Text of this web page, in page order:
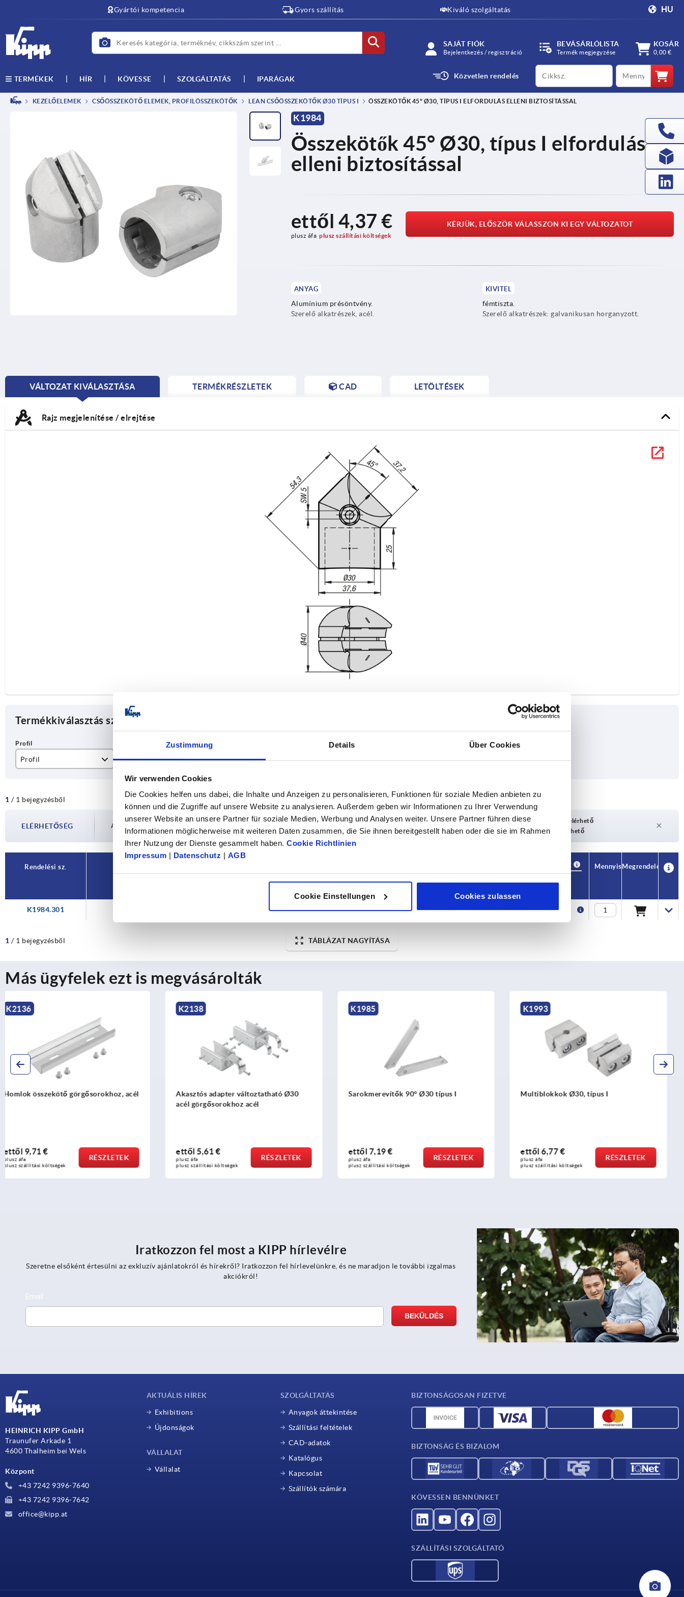
Zustimmung Details Über Cookies
Wir verwenden Cookies
Die Cookies helfen uns dabei, die Inhalte und Anzeigen zu personalisieren, Funktionen für soziale Medien anbieten zu
können und die Zugriffe auf unsere Website zu analysieren. Außerdem geben wir Informationen zu Ihrer Verwendung
unserer Website an unsere Partner für soziale Medien, Werbung und Analysen weiter. Unsere Partner führen diese
Informationen möglicherweise mit weiteren Daten zusammen, die Sie ihnen bereitgestellt haben oder die sie im Rahmen
Ihrer Nutzung der Dienste gesammelt haben. Cookie Richtlinien
Impressum | Datenschutz | AGB
Cookie Einstellungen Cookies zulassen
Gyártói kompetencia Gyors szállítás Kiváló szolgáltatás HU
SAJÁT FIÓK
Bejelentkezés / regisztráció
BEVÁSÁRLÓLISTA
Termék megjegyzése
KOSÁR
0,00 €
TERMÉKEK HÍR KÖVESSE SZOLGÁLTATÁS IPARÁGAK Közvetlen rendelés
productCode qty
KEZELŐELEMEK CSŐÖSSZEKÖTŐ ELEMEK, PROFILÖSSZEKÖTŐK LEAN CSŐÖSSZEKÖTŐK Ø30 TÍPUS I ÖSSZEKÖTŐK 45° Ø30, TÍPUS I ELFORDULÁS ELLENI BIZTOSÍTÁSSAL
K1984
Összekötők 45° Ø30, típus I elfordulás
elleni biztosítással
ettől 4,37 €
plusz áfa plusz szállítási költségek
KÉRJÜK, ELŐSZÖR VÁLASSZON KI EGY VÁLTOZATOT
ANYAG
Alumínium présöntvény.
Szerelő alkatrészek, acél.
KIVITEL
fémtiszta.
Szerelő alkatrészek: galvanikusan horganyzott.
VÁLTOZAT KIVÁLASZTÁSA
CURRENT
TERMÉKRÉSZLETEK CAD LETÖLTÉSEK
Rajz megjelenítése / elrejtése
Termékkiválasztás szűkítése
Profil ESD elektrosztatikus kisülés
igen
1 / 1 bejegyzésből TÁBLÁZAT NAGYÍTÁSA
ELÉRHETŐSÉG Az elérhetőségeket rendszeres időközönként naponta többször frissítjük.
Azonnal szállítható
Hamarosan újra elérhető
Hamarosan szállítható
Jelenleg nem elérhető
Rendelési sz.
ESD elektrosztatikus kisülés
Ár
MennyiségMegrendelés
K1984.301 igen 4,37 €
1 / 1 bejegyzésből TÁBLÁZAT NAGYÍTÁSA
Más ügyfelek ezt is megvásárolták
K2138
Akasztós adapter változtatható Ø30
ettől5,61 €
plusz áfa
plusz szállítási költségek
RÉSZLETEK
K1985
Sarokmerevítők 90° Ø30 típus I
ettől7,19 €
plusz áfa
plusz szállítási költségek
RÉSZLETEK
K1993
Multiblokkok Ø30, típus I
ettől6,77 €
plusz áfa
plusz szállítási költségek
RÉSZLETEK
K2139
Akasztós adapter 40 acél
ettől5,74 €
plusz áfa
plusz szállítási költségek
RÉSZLETEK
Iratkozzon fel most a KIPP hírlevélre
Szeretne elsőként értesülni az exkluzív ajánlatokról és hírekről? Iratkozzon fel hírlevelünkre, és ne maradjon le további izgalmas
akciókról!
HEINRICH KIPP GmbH
Traunufer Arkade 1
4600 Thalheim bei Wels
Központ
+43 7242 9396-7640
+43 7242 9396-7642
office@kipp.at
AKTUÁLIS HÍREK
Exhibitions
Újdonságok
VÁLLALAT
Vállalat
SZOLGÁLTATÁS
Anyagok áttekintése
Szállítási feltételek
CAD-adatok
Katalógus
Kapcsolat
Szállítók számára
BIZTONSÁGOSAN FIZETVE
BIZTONSÁG ÉS BIZALOM
KÖVESSEN BENNÜNKET
SZÁLLÍTÁSI SZOLGÁLTATÓ